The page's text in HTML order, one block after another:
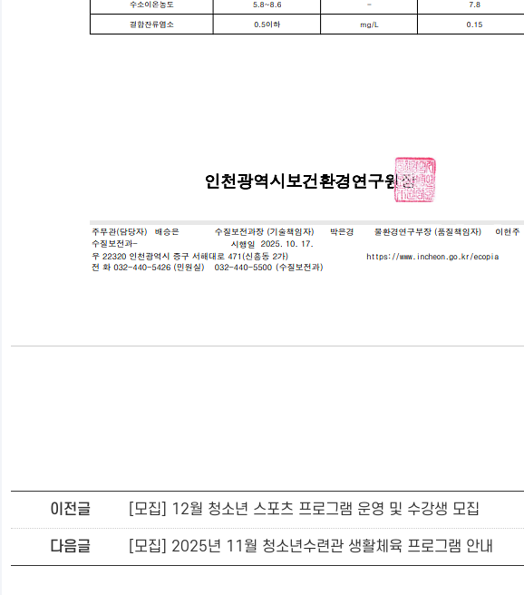
이전글 [모집] 12월 청소년 스포츠 프로그램 운영 및 수강생 모집
다음글 [모집] 2025년 11월 청소년수련관 생활체육 프로그램 안내